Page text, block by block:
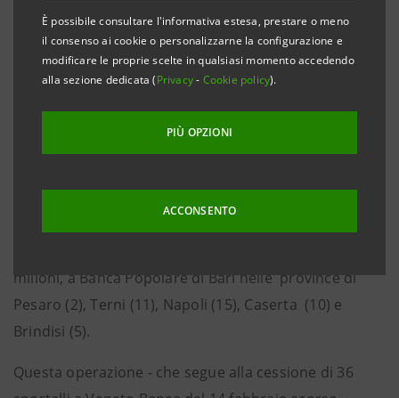
È possibile consultare l'informativa estesa, prestare o meno
il consenso ai cookie o personalizzarne la configurazione e
modificare le proprie scelte in qualsiasi momento accedendo
alla sezione dedicata (Privacy- Cookie policy).
PIÙ OPZIONI
ACCONSENTO
seguenti cessioni:
• 35 sportelli, per un corrispettivo totale di € 395
milioni, al Gruppo Credito Valtellinese, di cui 12 a
Credito Artigiano nella provincia di Pavia e 23 a
Credito Piemontese nelle province di Alessandria (4) e
milioni, a Banca Popolare di Bari nelle province di
Pesaro (2), Terni (11), Napoli (15), Caserta (10) e
Brindisi (5).
Questa operazione - che segue alla cessione di 36